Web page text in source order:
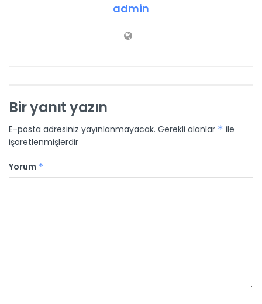
admin
Bir yanıt yazın
E-posta adresiniz yayınlanmayacak. Gerekli alanlar * ile
işaretlenmişlerdir
Yorum *